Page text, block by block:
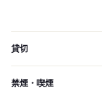
貸切
禁煙・喫煙